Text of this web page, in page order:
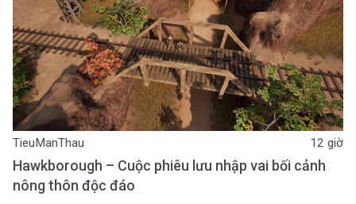
TieuManThau 12 giờ
Hawkborough – Cuộc phiêu lưu nhập vai bối cảnh
nông thôn độc đáo